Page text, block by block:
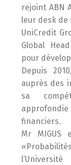
rejoint ABN
leur desk de
UniCredit
Global
pour
Depuis
auprès des
sa
financiers.
Mr MIGUS